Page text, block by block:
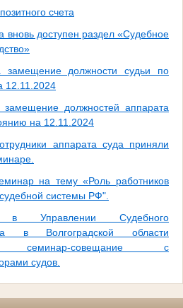
счета
вновь доступен раздел «Судебное
замещение должности судьи по
12.11.2024
замещение должностей аппарата
на 12.11.2024
аппарата суда приняли
на тему «Роль работников
системы РФ".
в Управлении Судебного
в Волгоградской области
семинар-совещание с
судов.